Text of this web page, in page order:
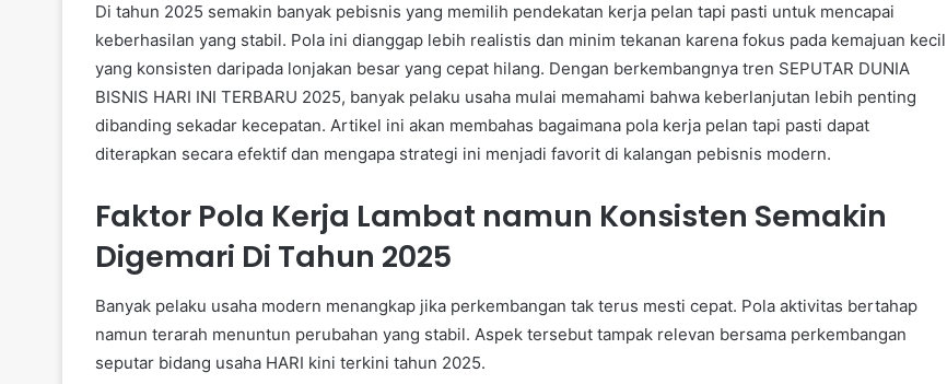
Di tahun 2025 semakin banyak pebisnis yang memilih pendekatan kerja pelan tapi pasti untuk mencapai
keberhasilan yang stabil. Pola ini dianggap lebih realistis dan minim tekanan karena fokus pada kemajuan kecil
yang konsisten daripada lonjakan besar yang cepat hilang. Dengan berkembangnya tren SEPUTAR DUNIA
BISNIS HARI INI TERBARU 2025, banyak pelaku usaha mulai memahami bahwa keberlanjutan lebih penting
dibanding sekadar kecepatan. Artikel ini akan membahas bagaimana pola kerja pelan tapi pasti dapat
diterapkan secara efektif dan mengapa strategi ini menjadi favorit di kalangan pebisnis modern.
Faktor Pola Kerja Lambat namun Konsisten Semakin
Digemari Di Tahun 2025
Banyak pelaku usaha modern menangkap jika perkembangan tak terus mesti cepat. Pola aktivitas bertahap
namun terarah menuntun perubahan yang stabil. Aspek tersebut tampak relevan bersama perkembangan
seputar bidang usaha HARI kini terkini tahun 2025.